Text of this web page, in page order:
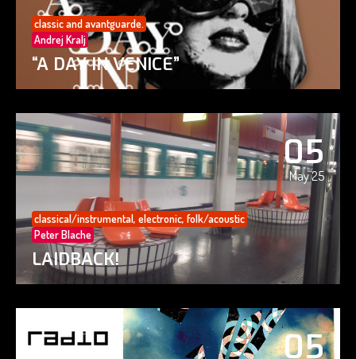
classic and avantguarde.
Andrej Kralj
“A DAY IN VENICE”
05
May 25
classical/instrumental, electronic, folk/acoustic
Peter Blache
LAIDBACK!
05